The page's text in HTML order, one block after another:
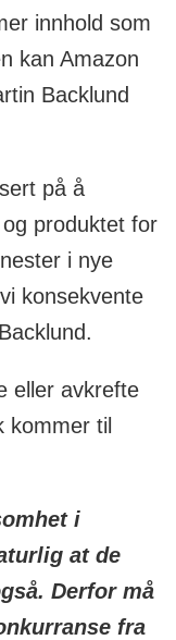
innhold som
kan Amazon
Backlund
på å
produktet for
i nye
konsekvente
eller avkrefte
kommer til
i
at de
Derfor må
fra